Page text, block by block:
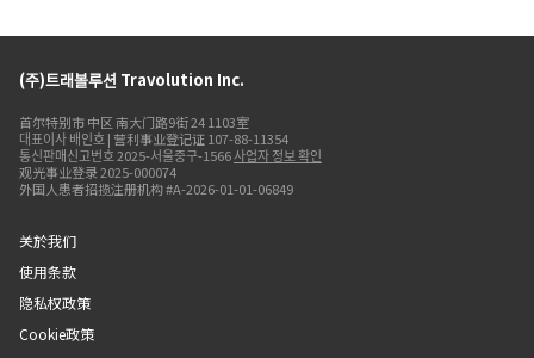
(주)트래볼루션 Travolution Inc.
首尔特别市 中区 南大门路9街 24 1103室
대표이사 배인호 | 营利事业登记证 107-88-11354
통신판매신고번호 2025-서울중구-1566사업자 정보 확인
观光事业登录 2025-000074
外国人患者招揽注册机构 #A-2026-01-01-06849
关於我们
使用条款
隐私权政策
Cookie政策